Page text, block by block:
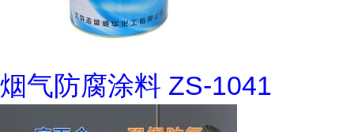
烟气防腐涂料 ZS-1041